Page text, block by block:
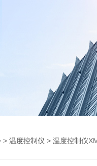
> 温度控制仪 > 温度控制仪